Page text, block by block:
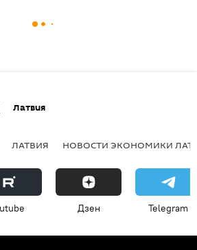
Латвия
ЛАТВИЯ НОВОСТИ ЭКОНОМИКИ
Дзен Telegram